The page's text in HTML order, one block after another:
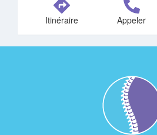
Itinéraire Appeler